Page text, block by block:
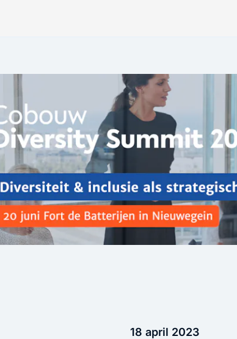
18 april 2023